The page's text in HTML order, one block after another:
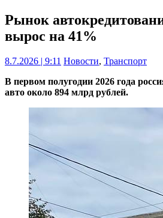
Рынок
вырос на 41%
8.7.2026 | 9:11 Новости, Транспорт
В первом полугодии 2026 года
авто около 894 млрд рублей.